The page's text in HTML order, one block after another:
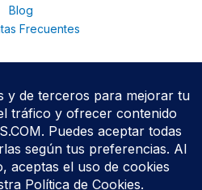
Blog
Frecuentes
Plugins y Temas Premium para